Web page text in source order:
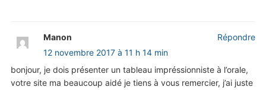
Manon
12 novembre 2017 à 11 h 14 min
bonjour, je dois présenter un tableau impréssionniste à l’orale,
votre site ma beaucoup aidé je tiens à vous remercier, j’ai juste
Répondre